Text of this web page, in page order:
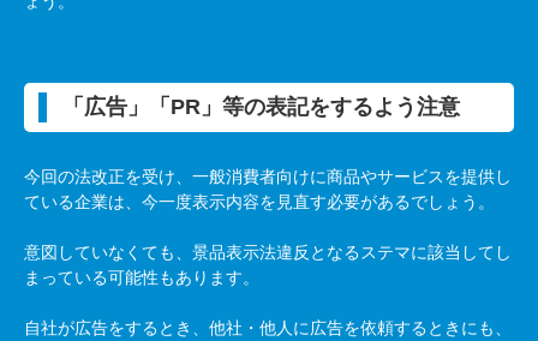
「広告」「 PR 」等の表記をするよう注意
今回の法改正を受け、一般消費者向けに商品やサービスを提供し
ている企業は、今一度表示内容を見直す必要があるでしょう。
意図していなくても、景品表示法違反となるステマに該当してし
まっている可能性もあります。
自社が広告をするとき、他社・他人に広告を依頼するときにも、